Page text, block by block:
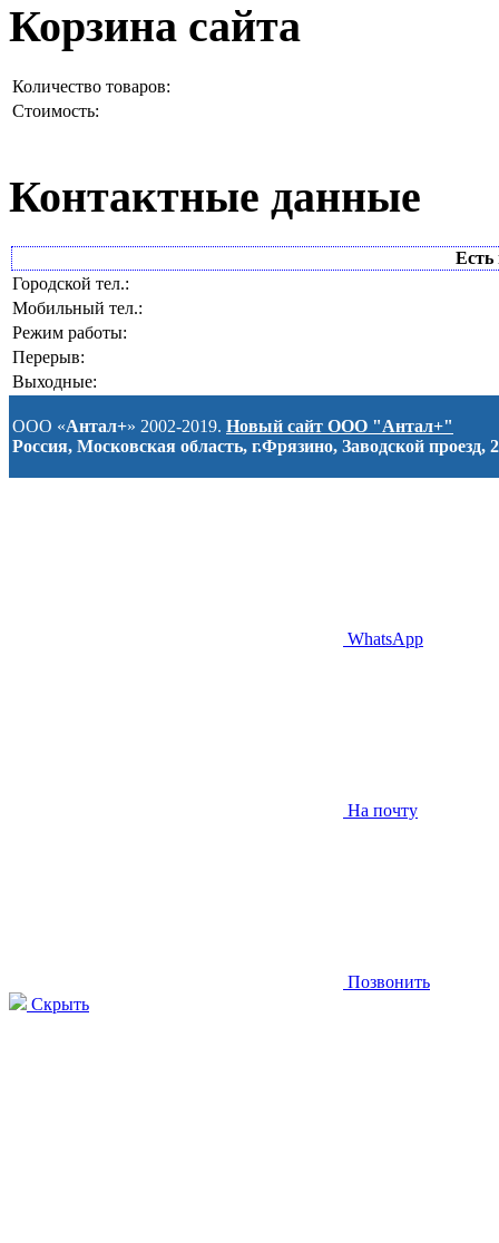
Корзина сайта
Количество товаров:
Стоимость:
Контактные данные
Есть
Городской тел.:
Мобильный тел.:
Режим работы:
Перерыв:
Выходные:
ООО «Антал+» 2002-2019. Новый сайт ООО "Антал+"
Россия, Московская область, г.Фрязино, Заводской проезд, 2
WhatsApp
На почту
Позвонить
Скрыть